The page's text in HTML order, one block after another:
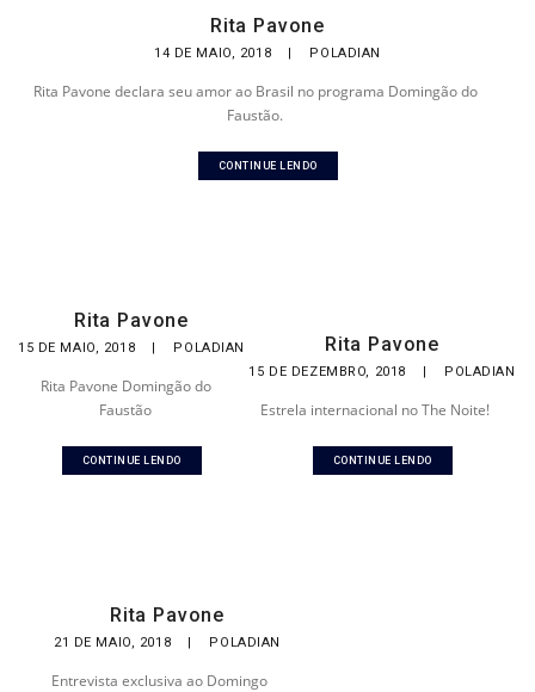
Rita Pavone
14 DE MAIO, 2018 | POLADIAN
Rita Pavone declara seu amor ao Brasil no programa Domingão do
Faustão.
CONTINUE LENDO
Rita Pavone
15 DE MAIO, 2018 | POLADIAN
Rita Pavone Domingão do
Faustão
CONTINUE LENDO
Rita Pavone
15 DE DEZEMBRO, 2018 | POLADIAN
Estrela internacional no The Noite!
CONTINUE LENDO
Rita Pavone
21 DE MAIO, 2018 | POLADIAN
Entrevista exclusiva ao Domingo